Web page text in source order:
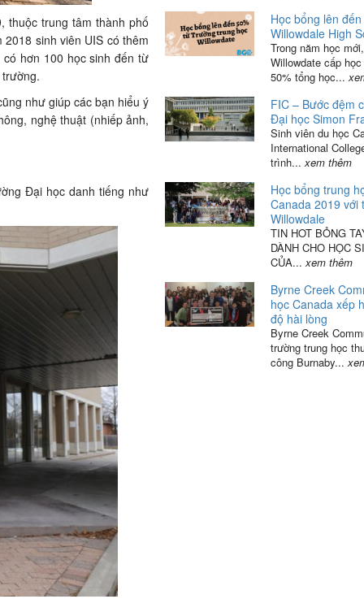
thuộc trung tâm thành phố
sinh viên UIS có thêm
hơn 100 học sinh đến từ
như giúp các bạn hiểu ý
nghệ thuật (nhiếp ảnh,
Đại học danh tiếng như
Học bổng lên
Willowdale High
Trong năm học
Willowdate cấp
50% tổng học...
FIC – Bước đệm
Đại học Simon
Sinh viên du học
International
trình... xem thêm
Học bổng trung
Canada 2019 với
Willowdale
TIN HOT BỎNG
DÀNH CHO HỌC
CỦA... xem thêm
Byrne Creek
học Canada xếp
độ hài lòng
Byrne Creek
trường trung học
công Burnaby...